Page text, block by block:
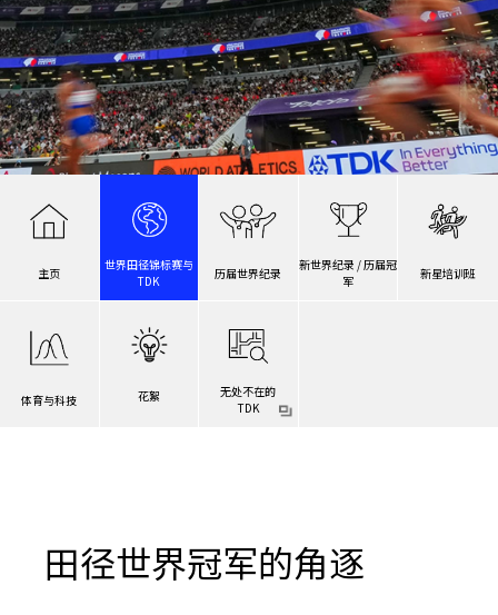
主页
世界田径锦标赛与
TDK
历届世界纪录
新世界纪录 / 历届冠
军
新星培训班
体育与科技 花絮
无处不在的
TDK
田径世界冠军的角逐